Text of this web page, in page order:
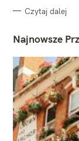
Czytaj dalej
Najnowsze